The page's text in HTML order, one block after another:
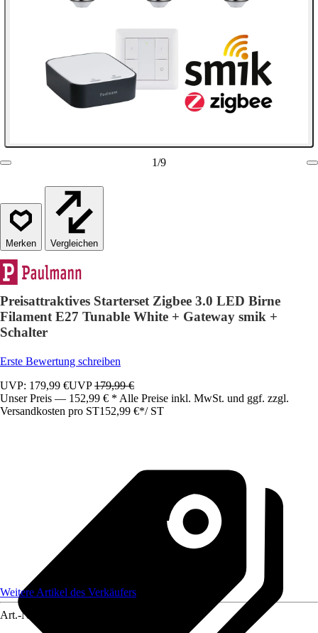
1/9
Vergleichen
Preisattraktives Starterset Zigbee 3.0 LED Birne
Filament E27 Tunable White + Gateway smik +
Schalter
Erste Bewertung schreiben
UVP: 179,99 €UVP179,99 €
Unser Preis — 152,99 € * Alle Preise inkl. MwSt. und ggf. zzgl.
Versandkosten pro ST152,99 €*/ ST
Weitere Artikel des Verkäufers
Art.-Nr.